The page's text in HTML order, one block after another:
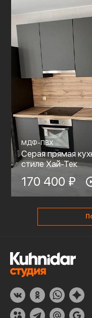
МДФ-ПВХ
Серая прямая
стиле Хай-Тек
170 400 ₽